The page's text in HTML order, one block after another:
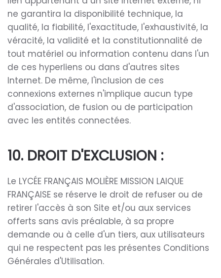
ne garantira la disponibilité technique, la
qualité, la fiabilité, l'exactitude, l'exhaustivité, la
véracité, la validité et la constitutionnalité de
tout matériel ou information contenu dans l'un
de ces hyperliens ou dans d'autres sites
Internet. De même, l'inclusion de ces
connexions externes n'implique aucun type
d'association, de fusion ou de participation
avec les entités connectées.
10. DROIT D'EXCLUSION :
Le LYCÉE FRANÇAIS MOLIÈRE MISSION LAIQUE
FRANÇAISE se réserve le droit de refuser ou de
retirer l'accès à son Site et/ou aux services
offerts sans avis préalable, à sa propre
demande ou à celle d'un tiers, aux utilisateurs
qui ne respectent pas les présentes Conditions
Générales d'Utilisation.